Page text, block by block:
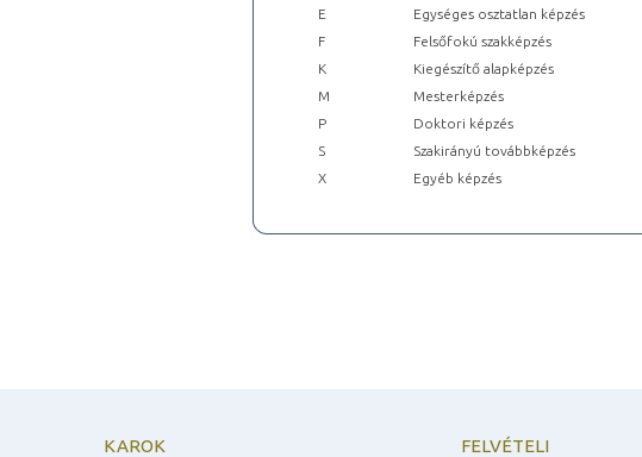
E
Egységes osztatlan képzés
F
Felsőfokú szakképzés
K
Kiegészítő alapképzés
M
Mesterképzés
P
Doktori képzés
S
Szakirányú továbbképzés
X
Egyéb képzés
KAROK FELVÉTELI